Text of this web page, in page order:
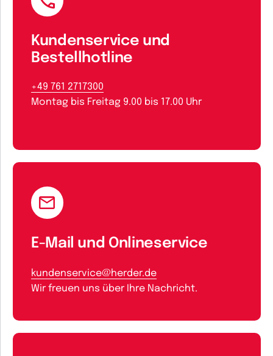
Kundenservice und
Bestellhotline
+49 761 2717300
Montag bis Freitag 9.00 bis 17.00 Uhr
E-Mail und Onlineservice
kundenservice@herder.de
Wir freuen uns über Ihre Nachricht.